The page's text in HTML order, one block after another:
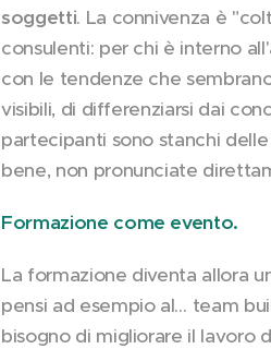
soggetti. La connivenza è
consulenti: per chi è interno
con le tendenze che
visibili, di differenziarsi dai
partecipanti sono stanchi
bene, non pronunciate
Formazione come evento.
La formazione diventa allora
pensi ad esempio al… team
bisogno di migliorare il lavoro